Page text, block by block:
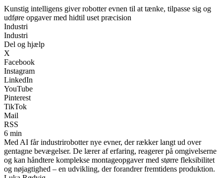
Kunstig intelligens giver robotter evnen til at tænke, tilpasse sig og
udføre opgaver med hidtil uset præcision
Industri
Industri
Del og hjælp
X
Facebook
Instagram
LinkedIn
YouTube
Pinterest
TikTok
Mail
RSS
6 min
Med AI får industrirobotter nye evner, der rækker langt ud over
gentagne bevægelser. De lærer af erfaring, reagerer på omgivelserne
og kan håndtere komplekse montageopgaver med større fleksibilitet
og nøjagtighed – en udvikling, der forandrer fremtidens produktion.